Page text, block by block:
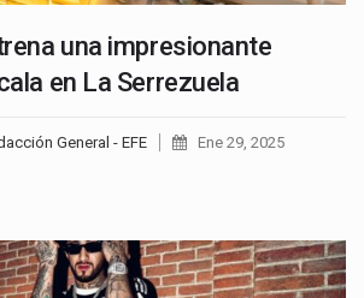
una impresionante
en La Serrezuela
General - EFE Ene 29, 2025